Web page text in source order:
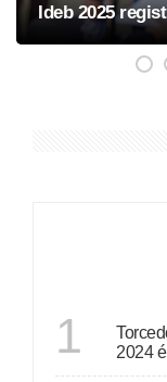
Ideb 2025
1
2024